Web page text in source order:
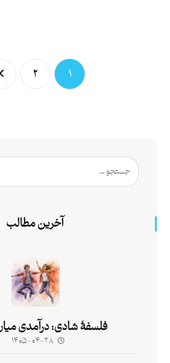
۱ ۲
آخرین مطالب
فلسفۀ شادی: درآمدی
۱۴۰۵-۰۴-۲۸